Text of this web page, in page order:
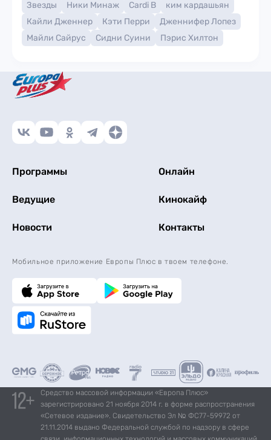
Звезды Ники Минаж Cardi B
ким кардашьян
Кайли Дженнер
Кэти Перри
Дженнифер Лопез
Майли Сайрус
Сидни Суини Пэрис Хилтон
Программы Онлайн
Ведущие Кинокайф
Новости Контакты
Мобильное приложение Европы Плюс в твоем телефоне.
Средство массовой информации «Европа Плюс»
зарегистрировано 21 ноября 2014 г. в форме распространения
«Сетевое издание». Свидетельство Эл № ФС77-59972 от
21.11.2014 выдано Федеральной службой по надзору в сфере